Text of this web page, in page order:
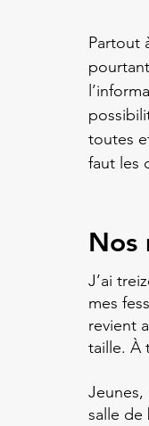
Partout
toutes
faut les
Nos
J’ai
mes
revient
taille. À
Jeunes,
salle de